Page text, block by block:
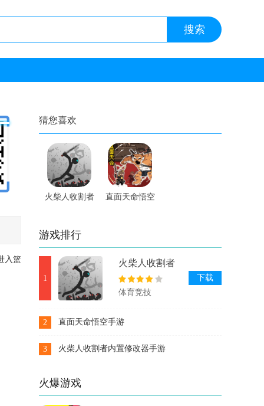
入篮
猜您喜欢
火柴人收割者
直面天命悟空
游戏排行
1
火柴人收割者
内置修改器手
游
体育竞技
下载
2 直面天命悟空手游
3 火柴人收割者内置修改器手游
火爆游戏